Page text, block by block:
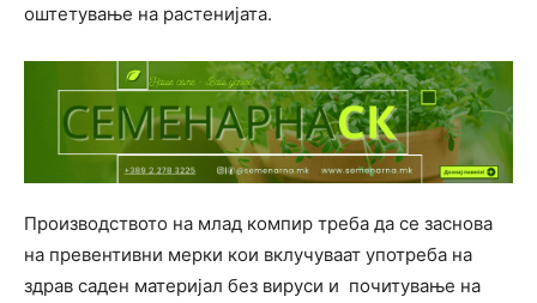
оштетување на растенијата.
Производството на млад компир треба да се заснова
на превентивни мерки кои вклучуваат употреба на
здрав саден материјал без вируси и почитување на